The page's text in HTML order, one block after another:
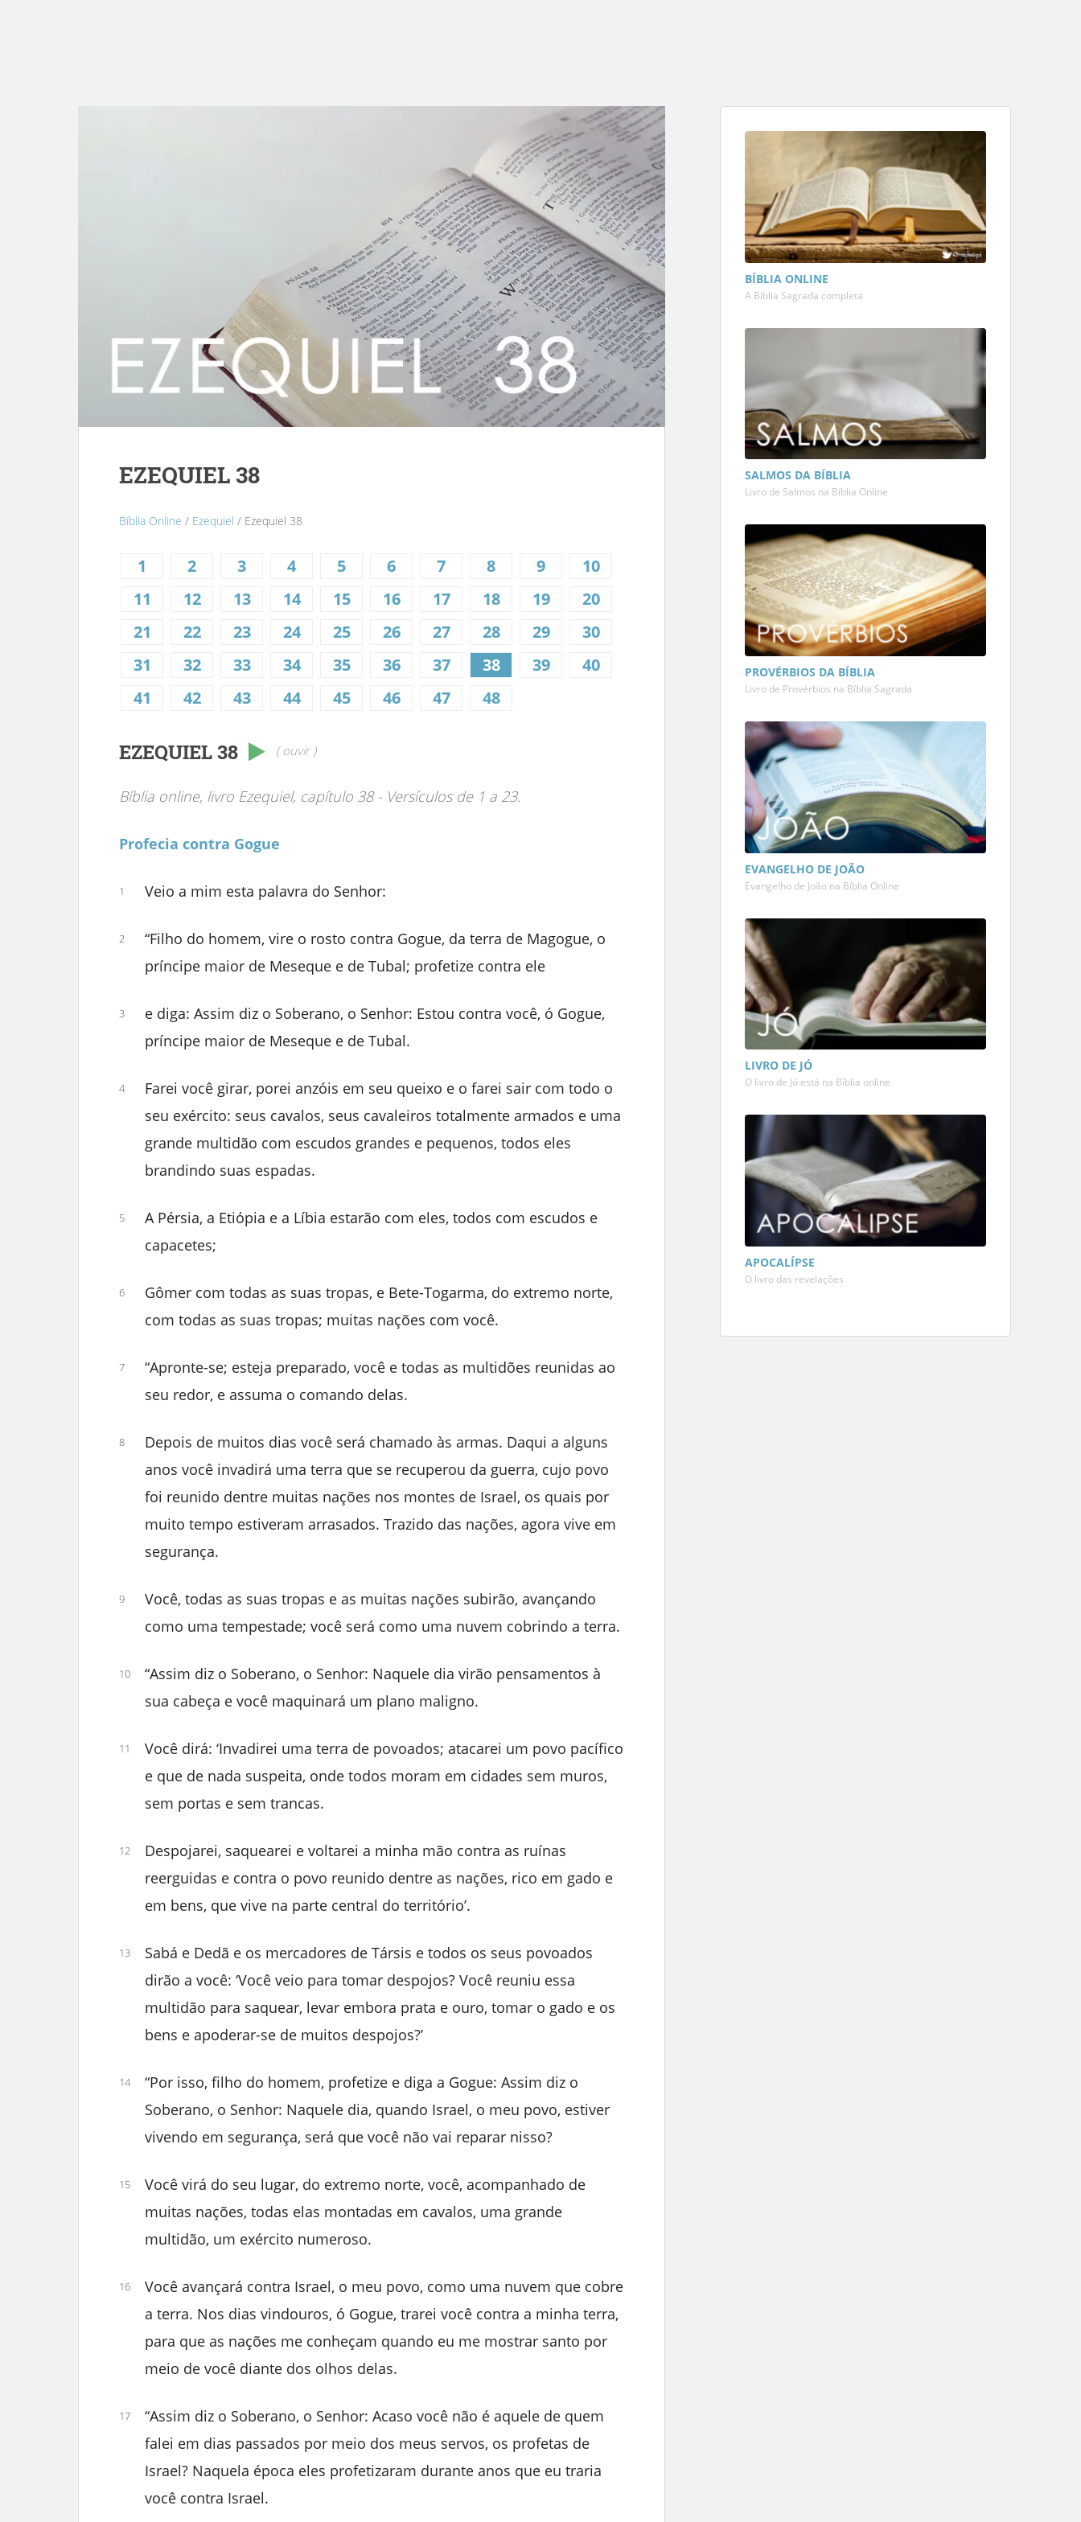
EZEQUIEL 38
Bíblia Online / Ezequiel / Ezequiel 38
1 2 3 4 5 6 7 8 9
10
11
12 13 14 15 16 17 18 19
20
21
22 23 24 25 26 27 28 29
30
31
32 33 34 35 36 37 38 39
40
41
42 43 44 45 46 47 48
EZEQUIEL 38 ( ouvir )
Bíblia online, livro Ezequiel, capítulo 38 - Versículos de 1 a 23.
Profecia contra Gogue
1 Veio a mim esta palavra do Senhor:
2
“Filho do homem, vire o rosto contra Gogue, da terra de Magogue, o
príncipe maior de Meseque e de Tubal; profetize contra ele
3
e diga: Assim diz o Soberano, o Senhor: Estou contra você, ó Gogue,
príncipe maior de Meseque e de Tubal.
4
Farei você girar, porei anzóis em seu queixo e o farei sair com todo o
seu exército: seus cavalos, seus cavaleiros totalmente armados e uma
grande multidão com escudos grandes e pequenos, todos eles
brandindo suas espadas.
5
A Pérsia, a Etiópia e a Líbia estarão com eles, todos com escudos e
capacetes;
6
Gômer com todas as suas tropas, e Bete-Togarma, do extremo norte,
com todas as suas tropas; muitas nações com você.
7
“Apronte-se; esteja preparado, você e todas as multidões reunidas ao
seu redor, e assuma o comando delas.
8
Depois de muitos dias você será chamado às armas. Daqui a alguns
anos você invadirá uma terra que se recuperou da guerra, cujo povo
foi reunido dentre muitas nações nos montes de Israel, os quais por
muito tempo estiveram arrasados. Trazido das nações, agora vive em
segurança.
9
Você, todas as suas tropas e as muitas nações subirão, avançando
como uma tempestade; você será como uma nuvem cobrindo a terra.
10
“Assim diz o Soberano, o Senhor: Naquele dia virão pensamentos à
sua cabeça e você maquinará um plano maligno.
11
Você dirá: ‘Invadirei uma terra de povoados; atacarei um povo pacífico
e que de nada suspeita, onde todos moram em cidades sem muros,
sem portas e sem trancas.
12
Despojarei, saquearei e voltarei a minha mão contra as ruínas
reerguidas e contra o povo reunido dentre as nações, rico em gado e
em bens, que vive na parte central do território’.
13
Sabá e Dedã e os mercadores de Társis e todos os seus povoados
dirão a você: ‘Você veio para tomar despojos? Você reuniu essa
multidão para saquear, levar embora prata e ouro, tomar o gado e os
bens e apoderar-se de muitos despojos?’
14
“Por isso, filho do homem, profetize e diga a Gogue: Assim diz o
Soberano, o Senhor: Naquele dia, quando Israel, o meu povo, estiver
vivendo em segurança, será que você não vai reparar nisso?
15
Você virá do seu lugar, do extremo norte, você, acompanhado de
muitas nações, todas elas montadas em cavalos, uma grande
multidão, um exército numeroso.
16
Você avançará contra Israel, o meu povo, como uma nuvem que cobre
a terra. Nos dias vindouros, ó Gogue, trarei você contra a minha terra,
para que as nações me conheçam quando eu me mostrar santo por
meio de você diante dos olhos delas.
17
“Assim diz o Soberano, o Senhor: Acaso você não é aquele de quem
falei em dias passados por meio dos meus servos, os profetas de
Israel? Naquela época eles profetizaram durante anos que eu traria
você contra Israel.
BÍBLIA ONLINE
A Bíblia Sagrada completa
SALMOS DA BÍBLIA
Livro de Salmos na Bíblia Online
PROVÉRBIOS DA BÍBLIA
Livro de Provérbios na Bíblia Sagrada
EVANGELHO DE JOÃO
Evangelho de João na Bíblia Online
LIVRO DE JÓ
O livro de Jó está na Bíblia online
APOCALÍPSE
O livro das revelações